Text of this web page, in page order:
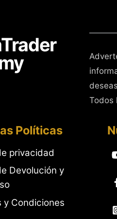
Todos
Políticas
privacidad
Devolución y
y Condiciones